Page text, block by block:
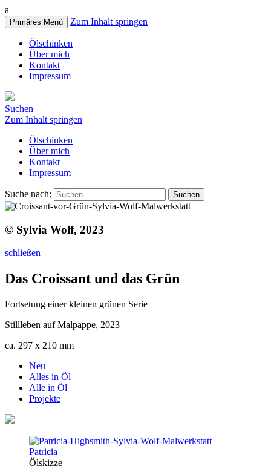
a
Primäres Menü Zum Inhalt springen
Ölschinken
Über mich
Kontakt
Impressum
Suchen
Zum Inhalt springen
Ölschinken
Über mich
Kontakt
Impressum
Suche nach:
© Sylvia Wolf, 2023
schließen
Das Croissant und das Grün
Fortsetung einer kleinen grünen Serie
Stillleben auf Malpappe, 2023
ca. 297 x 210 mm
Neu
Alles in Öl
Alle in Öl
Projekte
Patricia
Ölskizze